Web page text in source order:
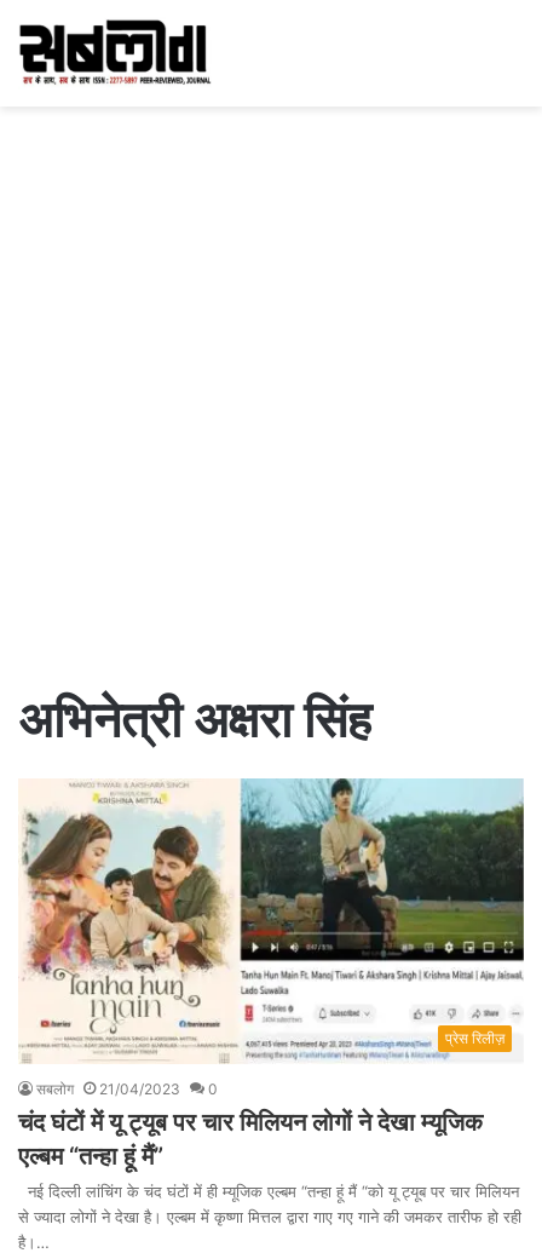
अभिनेत्री अक्षरा सिंह
प्रेस रिलीज़
सबलोग 21/04/2023 0
चंद घंटों में यू ट्यूब पर चार मिलियन लोगों ने देखा म्यूजिक
एल्बम “तन्हा हूं मैं”
नई दिल्ली लांचिंग के चंद घंटों में ही म्यूजिक एल्बम “तन्हा हूं मैं “को यू ट्यूब पर चार मिलियन
से ज्यादा लोगों ने देखा है। एल्बम में कृष्णा मित्तल द्वारा गाए गए गाने की जमकर तारीफ हो रही
है।…